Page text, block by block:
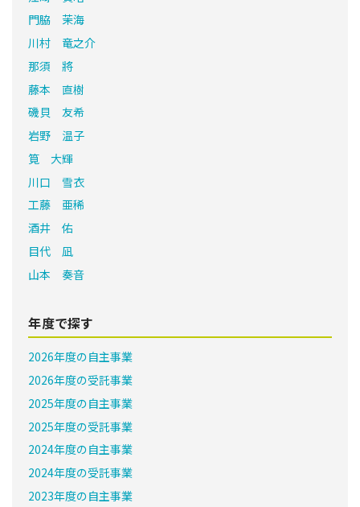
門脇 茉海
川村 竜之介
那須 將
藤本 直樹
磯貝 友希
岩野 温子
筧 大輝
川口 雪衣
工藤 亜稀
酒井 佑
目代 凪
山本 奏音
年度で探す
2026年度の自主事業
2026年度の受託事業
2025年度の自主事業
2025年度の受託事業
2024年度の自主事業
2024年度の受託事業
2023年度の自主事業